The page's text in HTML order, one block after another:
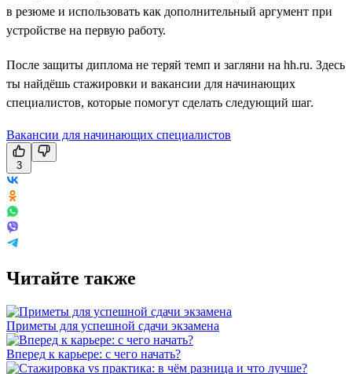
в резюме и использовать как дополнительный аргумент при
устройстве на первую работу.
После защиты диплома не теряй темп и загляни на hh.ru. Здесь
ты найдёшь стажировки и вакансии для начинающих
специалистов, которые помогут сделать следующий шаг.
Вакансии для начинающих специалистов
3
Читайте также
Приметы для успешной сдачи экзамена
Вперед к карьере: с чего начать?